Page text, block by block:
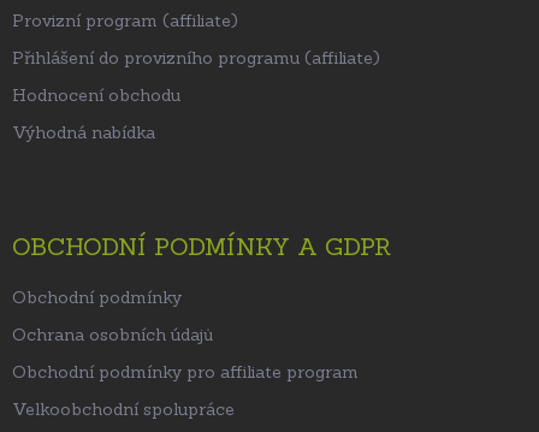
Provizní program (affiliate)
Přihlášení do provizního programu (affiliate)
Hodnocení obchodu
Výhodná nabídka
OBCHODNÍ PODMÍNKY A GDPR
Obchodní podmínky
Ochrana osobních údajů
Obchodní podmínky pro affiliate program
Velkoobchodní spolupráce